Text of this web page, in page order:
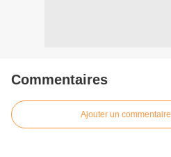
Commentaires
Ajouter un commentaire